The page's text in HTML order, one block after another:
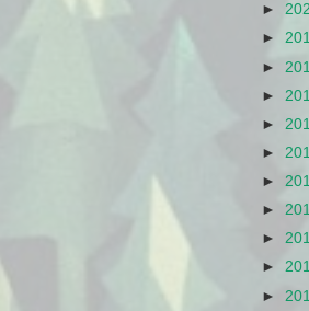
►
►
►
►
►
►
►
►
►
►
►